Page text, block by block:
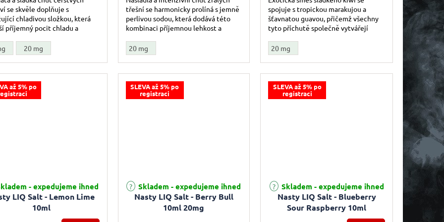
se skvěle doplňuje s
chladivou složkou, která
příjemný pocit chladu a
20 mg
třešní se harmonicky prolíná s jemně
perlivou sodou, která dodává této
kombinaci příjemnou lehkost a
20 mg
spojuje s tropickou marakujou a
šťavnatou guavou, přičemž všechny
tyto příchutě společně vytvářejí
vitamínů a...
20 mg
až 5% po
LIQ Salt - Lemon Lime
10ml
hodnocení produktu je 5,0 z 5 hvězdiček.
- expedujeme ihned
SLEVA až 5% po
registraci
Nasty LIQ Salt - Berry Bull
10ml 20mg
Skladem - expedujeme ihned
SLEVA až 5% po
registraci
Nasty LIQ Salt - Blueberry
Sour Raspberry 10ml
Průměrné hodnocení produktu je 5,0 z 5 hvězdiček.
Skladem - expedujeme ihned